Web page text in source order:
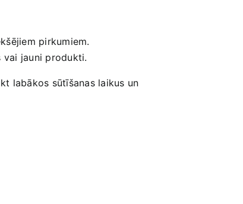
​pirkumiem.
vai jauni produkti.
labākos⁢ sūtīšanas laikus un